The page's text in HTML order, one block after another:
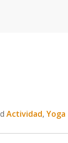
Actividad, Yoga